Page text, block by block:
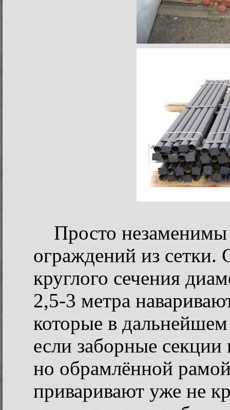
Просто незаменимы
ограждений из сетки.
круглого сечения
2,5-3 метра
которые в
если заборные
но обрамлённой
приваривают уже не